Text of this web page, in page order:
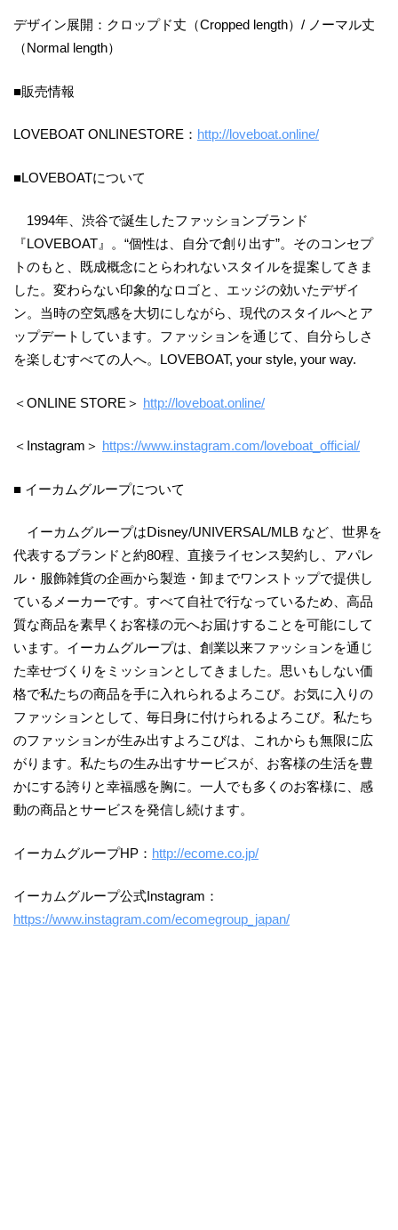
デザイン展開：クロップド丈（Cropped length）/ ノーマル丈
（Normal length）
■販売情報
LOVEBOAT ONLINESTORE： http://loveboat.online/
■LOVEBOATについて
1994年、渋谷で誕生したファッションブランド
『LOVEBOAT』。“個性は、自分で創り出す”。そのコンセプ
トのもと、既成概念にとらわれないスタイルを提案してきま
した。変わらない印象的なロゴと、エッジの効いたデザイ
ン。当時の空気感を大切にしながら、現代のスタイルへとア
ップデートしています。ファッションを通じて、自分らしさ
を楽しむすべての人へ。LOVEBOAT, your style, your way.
＜ONLINE STORE＞ http://loveboat.online/
＜Instagram＞ https://www.instagram.com/loveboat_official/
■ イーカムグループについて
イーカムグループはⅮisney/UNIVERSAL/MLB など、世界を
代表するブランドと約80程、直接ライセンス契約し、アパレ
ル・服飾雑貨の企画から製造・卸までワンストップで提供し
ているメーカーです。すべて自社で行なっているため、⾼品
質な商品を素早くお客様の元へお届けすることを可能にして
います。イーカムグループは、創業以来ファッションを通じ
た幸せづくりをミッションとしてきました。思いもしない価
格で私たちの商品を手に入れられるよろこび。お気に入りの
ファッションとして、毎日身に付けられるよろこび。私たち
のファッションが生み出すよろこびは、これからも無限に広
がります。私たちの生み出すサービスが、お客様の生活を豊
かにする誇りと幸福感を胸に。一人でも多くのお客様に、感
動の商品とサービスを発信し続けます。
イーカムグループHP： http://ecome.co.jp/
イーカムグループ公式Instagram：
https://www.instagram.com/ecomegroup_japan/